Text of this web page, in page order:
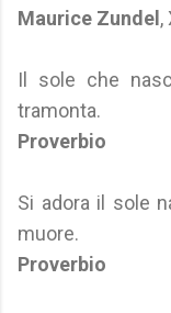
Maurice Zundel ,
Il sole che
tramonta.
Proverbio
Si adora il sole
muore.
Proverbio